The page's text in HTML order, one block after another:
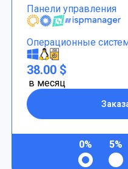
Панели управления
Операционные
38.00 $
в месяц
0% 5%